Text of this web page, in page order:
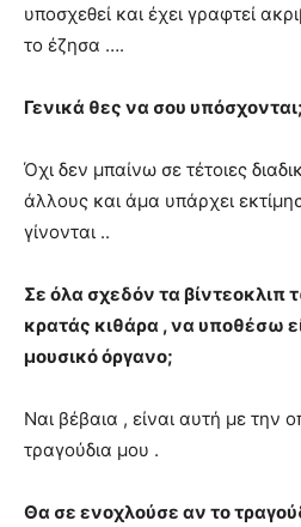
υποσχεθεί και έχει γραφτεί
το έζησα ….
Γενικά θες να σου υπόσχονται;
Όχι δεν μπαίνω σε τέτοιες
άλλους και άμα υπάρχει
γίνονται ..
Σε όλα σχεδόν τα βίντεοκλιπ
κρατάς κιθάρα , να υποθέσω
μουσικό όργανο;
Ναι βέβαια , είναι αυτή με την
τραγούδια μου .
Θα σε ενοχλούσε αν το